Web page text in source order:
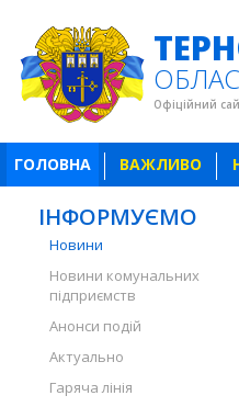
Офіційний
ГОЛОВНА ВАЖЛИВО
ІНФОРМУЄМО
Новини
Новини комунальних
підприємств
Анонси подій
Актуально
Гаряча лінія